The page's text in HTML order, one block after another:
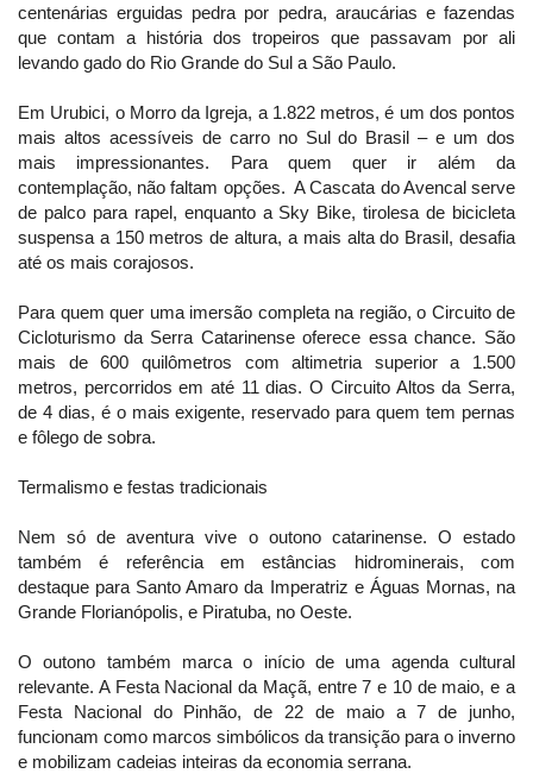
centenárias erguidas pedra por pedra, araucárias e fazendas
que contam a história dos tropeiros que passavam por ali
levando gado do Rio Grande do Sul a São Paulo.
Em Urubici, o Morro da Igreja, a 1.822 metros, é um dos pontos
mais altos acessíveis de carro no Sul do Brasil – e um dos
mais impressionantes. Para quem quer ir além da
contemplação, não faltam opções. A Cascata do Avencal serve
de palco para rapel, enquanto a Sky Bike, tirolesa de bicicleta
suspensa a 150 metros de altura, a mais alta do Brasil, desafia
até os mais corajosos.
Para quem quer uma imersão completa na região, o Circuito de
Cicloturismo da Serra Catarinense oferece essa chance. São
mais de 600 quilômetros com altimetria superior a 1.500
metros, percorridos em até 11 dias. O Circuito Altos da Serra,
de 4 dias, é o mais exigente, reservado para quem tem pernas
e fôlego de sobra.
Termalismo e festas tradicionais
Nem só de aventura vive o outono catarinense. O estado
também é referência em estâncias hidrominerais, com
destaque para Santo Amaro da Imperatriz e Águas Mornas, na
Grande Florianópolis, e Piratuba, no Oeste.
O outono também marca o início de uma agenda cultural
relevante. A Festa Nacional da Maçã, entre 7 e 10 de maio, e a
Festa Nacional do Pinhão, de 22 de maio a 7 de junho,
funcionam como marcos simbólicos da transição para o inverno
e mobilizam cadeias inteiras da economia serrana.